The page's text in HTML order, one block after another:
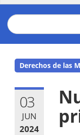
Derechos de las
03
JUN
2024